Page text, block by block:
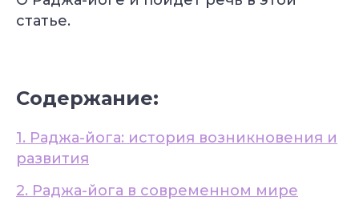
статье.
Содержание:
1. Раджа-йога: история возникновения и
развития
2. Раджа-йога в современном мире